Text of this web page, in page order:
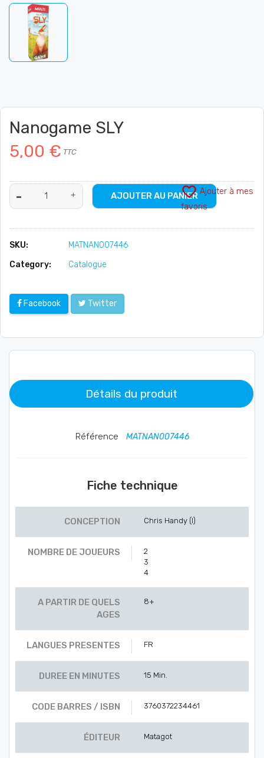
Nanogame SLY
5,00 € TTC
AJOUTER AU PANIER
favorite_border Ajouter à mes
favoris
SKU:
MATNAN007446
Category:
Catalogue
Facebook Twitter
Détails du produit
Référence MATNAN007446
Fiche technique
CONCEPTION Chris Handy (I)
NOMBRE DE JOUEURS
2
3
4
A PARTIR DE QUELS
AGES
8+
LANGUES PRESENTES FR
DUREE EN MINUTES 15 Min.
CODE BARRES / ISBN 3760372234461
ÉDITEUR Matagot